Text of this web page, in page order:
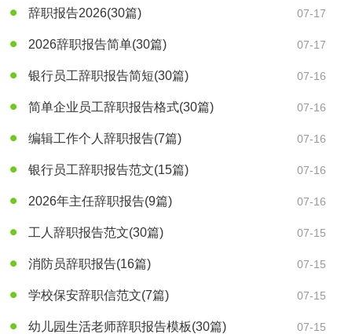
辞职报告2026(30篇) 07-17
2026辞职报告简单(30篇) 07-17
银行员工辞职报告简短(30篇) 07-16
简单企业员工辞职报告格式(30篇) 07-16
编辑工作个人辞职报告(7篇) 07-16
银行员工辞职报告范文(15篇) 07-16
2026年主任辞职报告(9篇) 07-16
工人辞职报告范文(30篇) 07-15
消防员辞职报告(16篇) 07-15
学校保安辞职信范文(7篇) 07-15
幼儿园生活老师辞职报告模板(30篇) 07-15